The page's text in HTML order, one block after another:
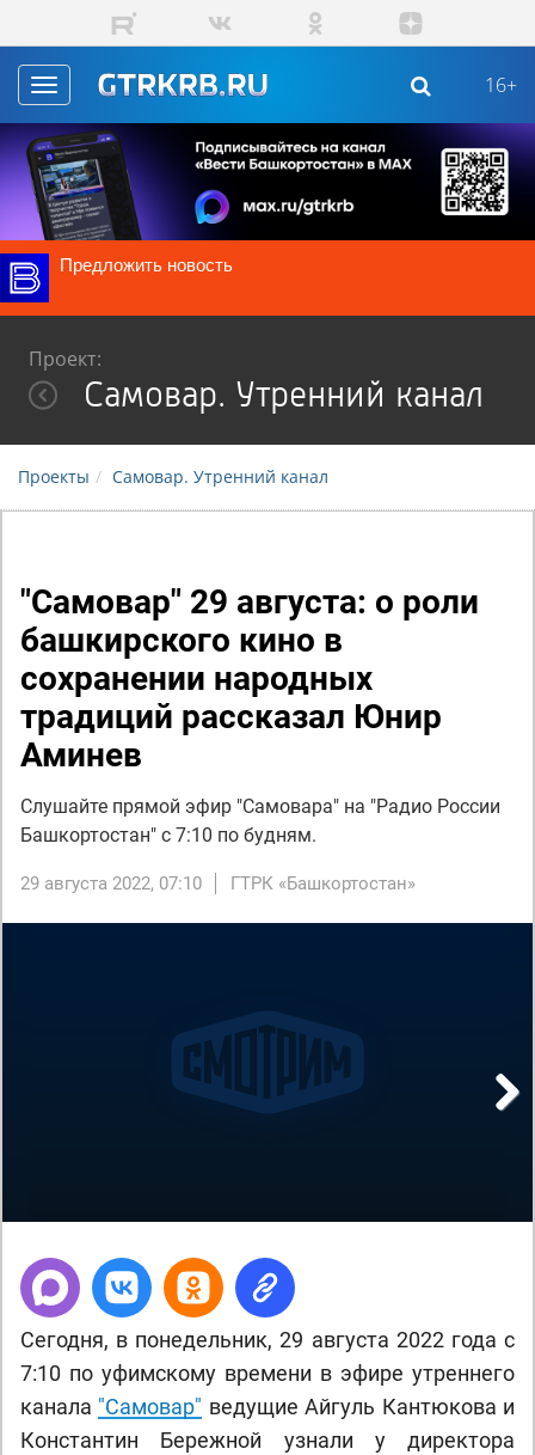
Перейти к основному содержанию
Toggle
navigation
16+
Предложить новость
Проект:
Самовар. Утренний канал
Проекты Самовар. Утренний канал
"Самовар" 29 августа: о роли
башкирского кино в
сохранении народных
традиций рассказал Юнир
Аминев
Слушайте прямой эфир "Самовара" на "Радио России
Башкортостан" с 7:10 по будням.
29 августа 2022, 07:10 ГТРК «Башкортостан»
Сегодня, в понедельник, 29 августа 2022 года с
7:10 по уфимскому времени в эфире утреннего
канала "Самовар" ведущие Айгуль Кантюкова и
Константин Бережной узнали у директора